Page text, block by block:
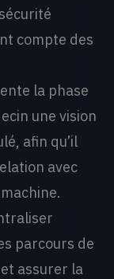
compte des
la phase
une vision
afin qu’il
avec
parcours de
assurer la